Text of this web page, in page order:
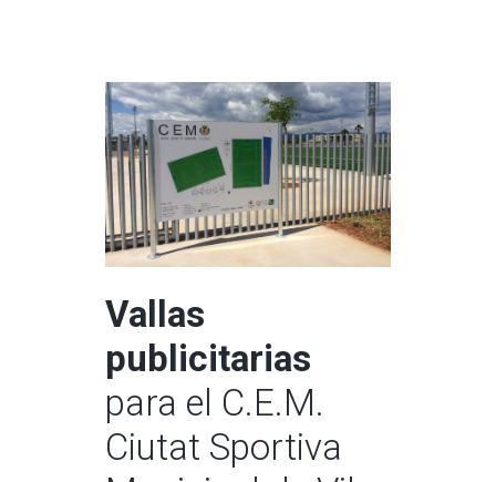
Vallas
publicitarias
para el C.E.M.
Ciutat Sportiva